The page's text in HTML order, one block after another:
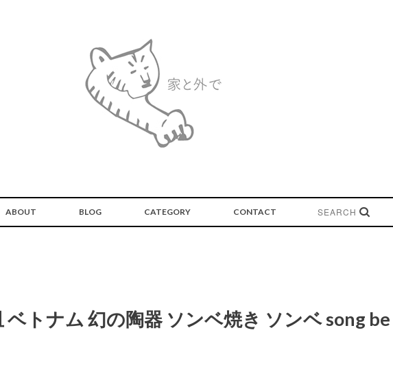
ABOUT BLOG CATEGORY CONTACT
ベトナム 幻の陶器 ソンベ焼き ソンベ song